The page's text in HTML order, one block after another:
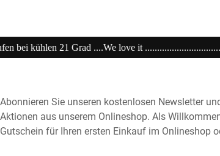
Abonnieren Sie unseren kostenlosen Newsletter
Aktionen aus unserem Onlineshop. Als
Gutschein für Ihren ersten Einkauf im Onlineshop